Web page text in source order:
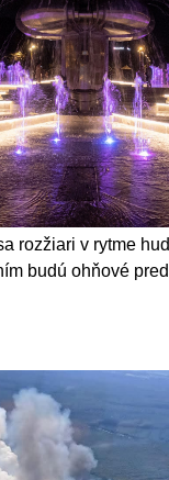
rozžiari v rytme
budú ohňové